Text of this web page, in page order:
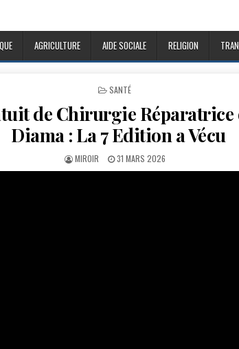
AGRICULTURE AIDE SOCIALE RELIGION
POSTED
SANTÉ
de Chirurgie Réparatrice
Diama : La 7 Edition a Vécu
AUTHOR:
MIROIR
PUBLISHED
DATE:
31 MARS 2026